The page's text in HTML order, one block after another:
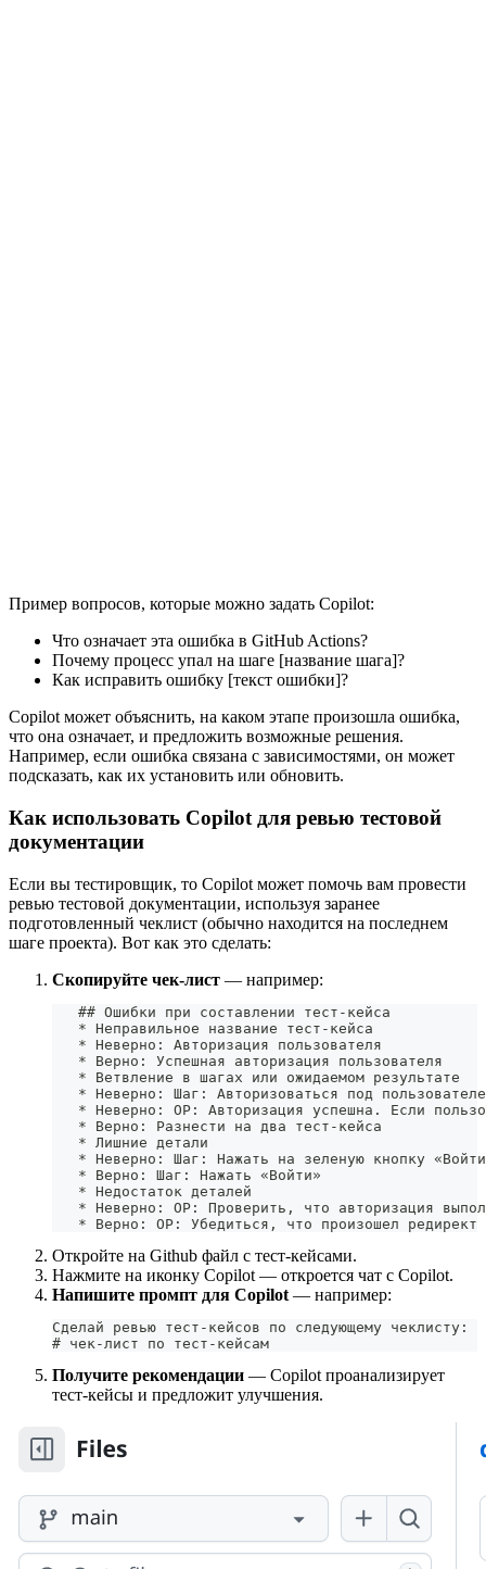
Пример вопросов, которые можно задать Copilot:
Что означает эта ошибка в GitHub Actions?
Почему процесс упал на шаге [название шага]?
Как исправить ошибку [текст ошибки]?
Copilot может объяснить, на каком этапе произошла ошибка,
что она означает, и предложить возможные решения.
Например, если ошибка связана с зависимостями, он может
подсказать, как их установить или обновить.
Как использовать Copilot для ревью тестовой
документации
Если вы тестировщик, то Copilot может помочь вам провести
ревью тестовой документации, используя заранее
подготовленный чеклист (обычно находится на последнем
шаге проекта). Вот как это сделать:
Скопируйте чек-лист — например:
   ## Ошибки при составлении тест-кейса
   * Неправильное название тест-кейса
   * Неверно: Авторизация пользователя
   * Верно: Успешная авторизация пользователя
   * Ветвление в шагах или ожидаемом результате
* Неверно: Шаг: Авторизоваться под
* Неверно: ОР: Авторизация успешна. Если
   * Верно: Разнести на два тест-кейса
   * Лишние детали
* Неверно: Шаг: Нажать на зеленую кнопку
   * Верно: Шаг: Нажать «Войти»
   * Недостаток деталей
* Неверно: ОР: Проверить, что авторизация
* Верно: ОР: Убедиться, что произошел редирект
Откройте на Github файл с тест-кейсами.
Нажмите на иконку Copilot — откроется чат с Copilot.
Напишите промпт для Copilot — например:
Сделай ревью тест-кейсов по следующему чеклисту:
# чек-лист по тест-кейсам
Получите рекомендации — Copilot проанализирует
тест-кейсы и предложит улучшения.